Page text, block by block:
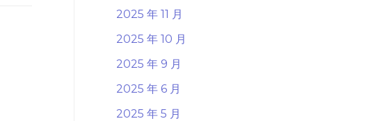
2025 年 11 月
2025 年 10 月
2025 年 9 月
2025 年 6 月
2025 年 5 月